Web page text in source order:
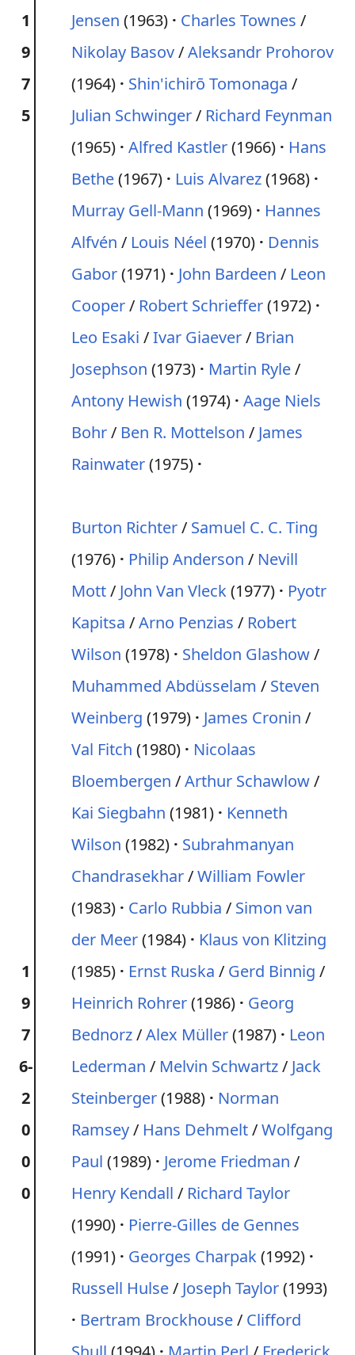
1
9
7
5
Jensen (1963) Charles Townes /
Nikolay Basov/Aleksandr Prohorov
(1964)
Shin'ichirō Tomonaga /
Julian Schwinger/ Richard Feynman
(1965) Alfred Kastler(1966)
Hans
Bethe(1967) Luis Alvarez(1968)
Murray Gell-Mann (1969)
Hannes
Alfvén / Louis Néel (1970)
Dennis
Gabor(1971) John Bardeen / Leon
Cooper/ Robert Schrieffer(1972)
Leo Esaki /Ivar Giaever/ Brian
Josephson (1973) Martin Ryle/
Antony Hewish (1974) Aage Niels
Bohr/ Ben R. Mottelson / James
Rainwater(1975)
1
9
7
6-
2
0
0
0
Burton Richter/ Samuel C. C. Ting
(1976)
Philip Anderson / Nevill
Mott/ John Van Vleck(1977)
Pyotr
Kapitsa /Arno Penzias / Robert
Wilson (1978) Sheldon Glashow/
Muhammed Abdüsselam / Steven
Weinberg (1979) James Cronin /
Val Fitch (1980)
Nicolaas
Bloembergen /Arthur Schawlow/
Kai Siegbahn (1981)
Kenneth
Wilson (1982)
Subrahmanyan
Chandrasekhar/William Fowler
(1983)
Carlo Rubbia / Simon van
der Meer(1984)
Klaus von Klitzing
(1985)
Ernst Ruska / Gerd Binnig /
Heinrich Rohrer(1986)
Georg
Bednorz/Alex Müller(1987)
Leon
Lederman / Melvin Schwartz/ Jack
Steinberger(1988)
Norman
Ramsey/ Hans Dehmelt/Wolfgang
Paul (1989) Jerome Friedman /
Henry Kendall / Richard Taylor
(1990)
Pierre-Gilles de Gennes
(1991)
Georges Charpak(1992)
Russell Hulse/ Joseph Taylor(1993)
Bertram Brockhouse/ Clifford